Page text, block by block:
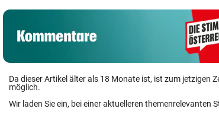
Da dieser Artikel älter als 18 Monate ist, ist zum jetzigen
möglich.
Wir laden Sie ein, bei einer aktuelleren themenrelevanten